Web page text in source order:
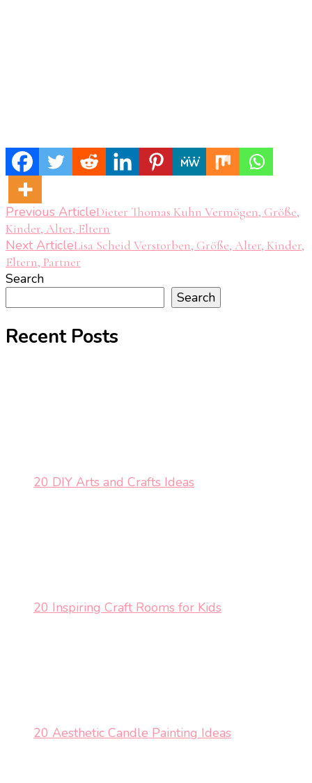
Post
Navigation
Previous ArticleDieter Thomas Kuhn Vermögen, Größe,
Kinder, Alter, Eltern
Next ArticleLisa Scheid Verstorben, Größe, Alter, Kinder,
Eltern, Partner
Search
Search
Recent Posts
20 DIY Arts and Crafts Ideas
20 Inspiring Craft Rooms for Kids
20 Aesthetic Candle Painting Ideas